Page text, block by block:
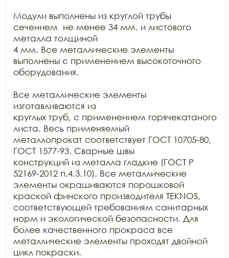
Модули выполнены из круглой трубы
сечением  не менее 34 мм. и листового
металла толщиной
4 мм. Все металлические элементы
выполнены с применением высокоточного
оборудования.
Все металлические элементы
изготавливаются из
круглых труб, с применением горячекатаного
листа. Весь применяемый
металлопрокат соответствует ГОСТ 10705-80,
ГОСТ 1577-93. Сварные швы
конструкций из металла гладкие (ГОСТ Р
52169-2012 п.4.3.10). Все металлические
элементы окрашиваются порошковой
краской финского производителя TEKNOS,
соответствующей требованиям санитарных
норм и экологической безопасности. Для
более качественного прокраса все
металлические элементы проходят двойной
цикл покраски.